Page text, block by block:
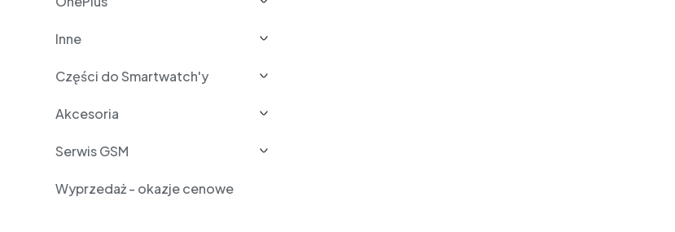
Inne
Części do Smartwatch'y
Akcesoria
Serwis GSM
Wyprzedaż - okazje cenowe